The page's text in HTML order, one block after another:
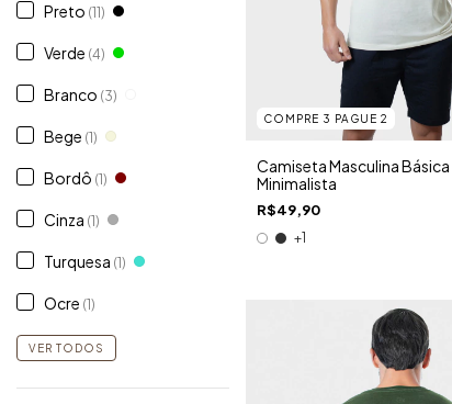
Preto (11)
Verde (4)
Branco (3)
Bege (1)
Bordô (1)
Cinza (1)
Turquesa (1)
Ocre (1)
VER TODOS
COMPRE 3 PAGUE 2
Camiseta Masculina Básica
Minimalista
R$49,90
+1